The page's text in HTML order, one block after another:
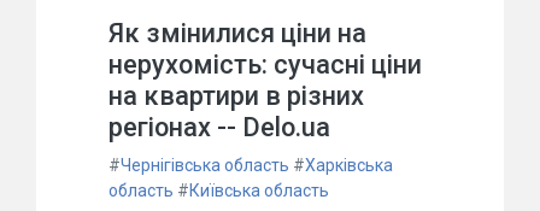
Як змінилися ціни на
нерухомість: сучасні ціни
на квартири в різних
регіонах -- Delo.ua
#Чернігівська область #Харківська
область #Київська область